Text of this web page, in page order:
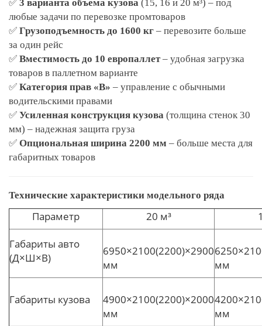
✅ 3 варианта объема кузова (15, 16 и 20 м³) – под
любые задачи по перевозке промтоваров
✅ Грузоподъемность до 1600 кг – перевозите больше
за один рейс
✅ Вместимость до 10 европаллет– удобная загрузка
товаров в паллетном варианте
✅ Категория прав «B» – управление с обычными
водительскими правами
✅ Усиленная конструкция кузова (толщина стенок 30
мм) – надежная защита груза
✅ Опциональная ширина 2200 мм – больше места для
габаритных товаров
Технические характеристики модельного ряда
Параметр 20 м³
Габариты авто
(Д×Ш×В)
6950×2100(2200)×2900
мм
мм
Габариты кузова
4900×2100(2200)×2000
мм
мм